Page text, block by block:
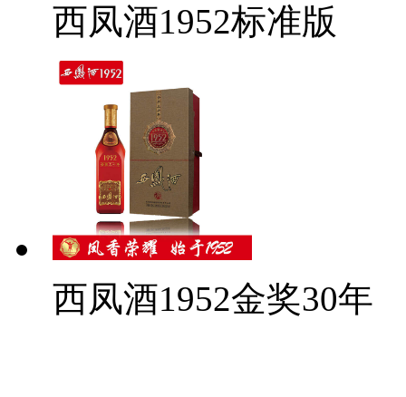
西凤酒1952标准版
西凤酒1952金奖30年